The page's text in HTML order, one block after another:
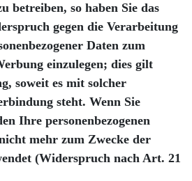
betreiben, so haben Sie das
gegen die Verarbeitung
Daten zum
einzulegen; dies gilt
soweit es mit solcher
steht. Wenn Sie
Ihre personenbezogenen
mehr zum Zwecke der
(Widerspruch nach Art. 21